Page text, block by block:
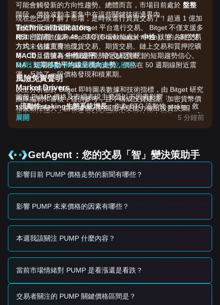
可能會觸發新的方向性趨勢。總體而言，市場目前處於 盤整
階段，價格波動主要集中在這些關鍵技術邊界內。
Technical Indicators
RSI：當前數值為48，表明市場動能處於中性狀態，多空雙
方均未佔據主導地位。
MACD： 信號為中性/走平，暗示缺乏強烈的短期趨勢信心。
MA：短期移動平均線呈橫向走勢，價格在 50 週期線附近震
盪，反映了一段價格發現和積累期。
Market Drivers
當前 PUMP 價格及市場表現主要受以下因素影響：
•流動性staking生態系統增長：作為 BTC 流動性 staking 敘
事中的治理代幣，其需求與底層協議中的總鎖倉價值 (TVL) 密
•更廣泛的 BTC 市場關聯性：對基於比特幣的去中心化金融
(BTCFi) 的整體情緒繼續決定資金流入 PUMP 等治理資產的情
況。
基於當前的技術結構和市場動能，分析師提供以下參考交易策
略：
• 如果 PUMP 價格接近$0.000000000062並顯示反彈信號，
• 如果 PUMP 價格突破$0.000000000085
加，則可能確認新的上漲趨勢。
Risk Scenario
• 如果 PUMP 價格跌破 $0.000000000055
Buy Strategy
基於當前市場結構，建議以下策略：
現在您已經了解了市場，是時候進行買賣交易了！超過 1 億加
密貨幣用戶都選擇在 Bitget 平台進行交易。 Bitget 不僅支援多
種加密資產（如PumpBTC (Governance token)）的各種交易
方式，包括買賣、現貨交易、期貨交易、鏈上交易和質押挖礦
等，而且還擁有全網最具優勢的交易費率！
免費註冊 Bitget 帳戶並開啟您的交易吧！
風險免責聲明
以上分析基於 Bitget 即時圖表數據和技術指標，由 Bitget 研究
團隊編制和審核，僅供參考，且不構成投資建議。加密貨幣價
格波動性極大，請根據個人的風險承受能力做出投資決策。
展開
5 分鐘前
GetAgent：您的交易「智」變決策助手
影響目前 PUMP 價格走勢的新聞有哪些？
影響 PUMP 未來價格的因素有哪些？
本週我該關注 PUMP 什麼內容？
當前市場情緒對 PUMP 是看漲還是看跌？
交易者關注的 PUMP 關鍵價格區間是？